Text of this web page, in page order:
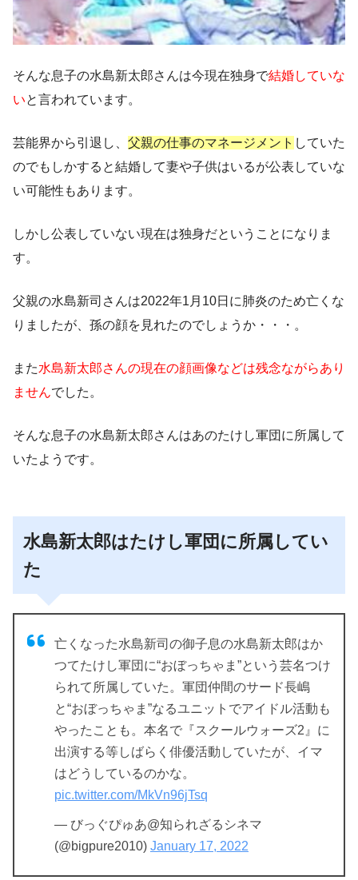
そんな息子の水島新太郎さんは今現在独身で結婚していな
いと言われています。
芸能界から引退し、 父親の仕事のマネージメント していた
のでもしかすると結婚して妻や子供はいるが公表していな
い可能性もあります。
しかし公表していない現在は独身だということになりま
す。
父親の水島新司さんは2022年1月10日に肺炎のため亡くな
りましたが、孫の顔を見れたのでしょうか・・・。
また水島新太郎さんの現在の顔画像などは残念ながらあり
ませんでした。
そんな息子の水島新太郎さんはあのたけし軍団に所属して
いたようです。
水島新太郎はたけし軍団に所属してい
た
亡くなった水島新司の御子息の水島新太郎はか
つてたけし軍団に“おぼっちゃま”という芸名つけ
られて所属していた。軍団仲間のサード長嶋
と“おぼっちゃま”なるユニットでアイドル活動も
やったことも。本名で『スクールウォーズ2』に
出演する等しばらく俳優活動していたが、イマ
はどうしているのかな。
pic.twitter.com/MkVn96jTsq
— びっぐぴゅあ@知られざるシネマ
(@bigpure2010) January 17, 2022